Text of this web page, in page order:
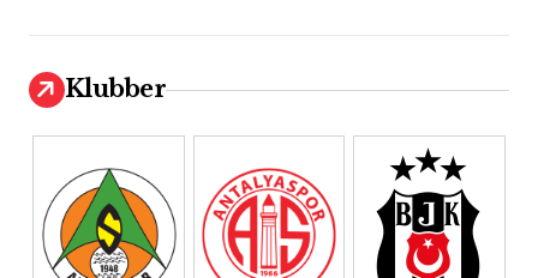
Klubber